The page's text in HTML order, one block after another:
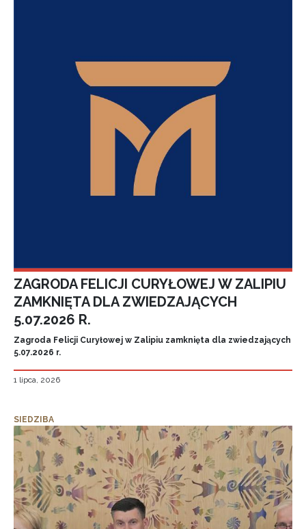
ZAGRODA FELICJI CURYŁOWEJ W ZALIPIU
ZAMKNIĘTA DLA ZWIEDZAJĄCYCH
5.07.2026 R.
Zagroda Felicji Curyłowej w Zalipiu zamknięta dla zwiedzających
5.07.2026 r.
1 lipca, 2026
SIEDZIBA